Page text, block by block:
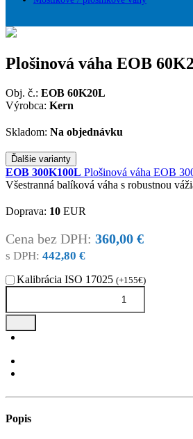
Plošinová váha EOB
Obj. č.: EOB 60K20L
Výrobca: Kern
Skladom: Na objednávku
Ďalšie varianty
EOB 300K100L Plošinová váha EOB
Všestranná balíková váha s robustnou
Doprava: 10 EUR
Cena bez DPH: 360,00 €
s DPH: 442,80 €
Kalibrácia ISO 17025 (+155€)
Popis